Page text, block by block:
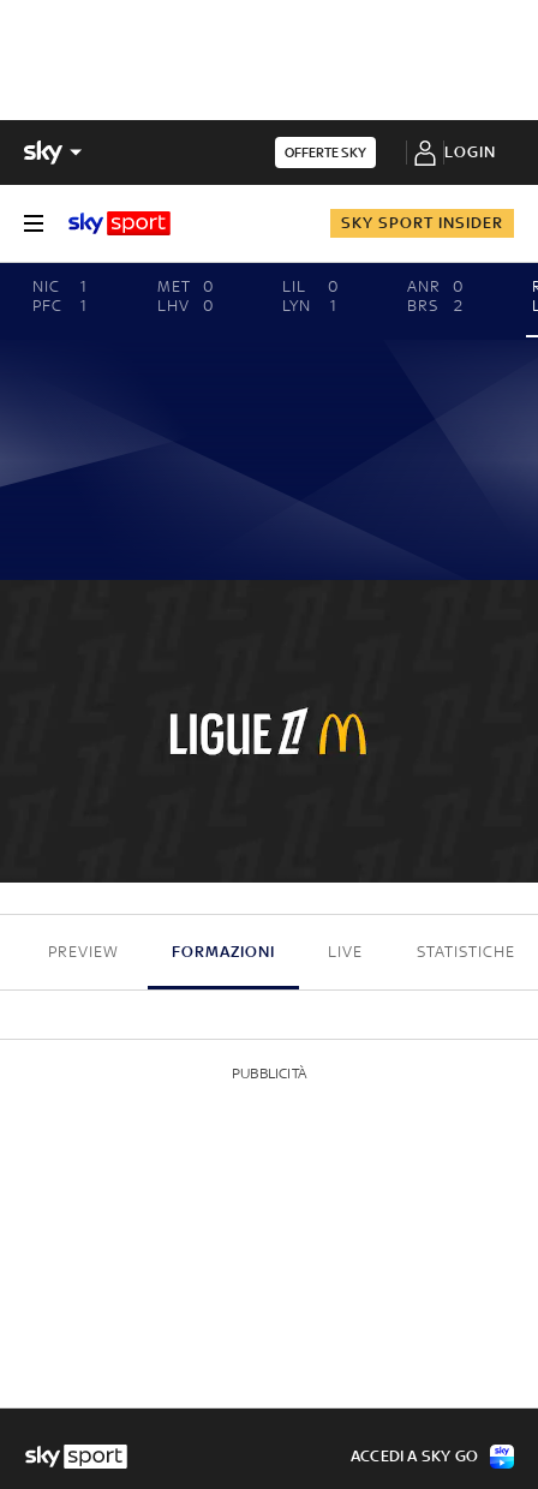
OFFERTE SKY LOGIN
SKY SPORT INSIDER
NIC
1
PFC
1
MET
0
LHV
0
LIL
0
LYN
1
ANR
0
BRS
2
0 - 0
PREVIEW FORMAZIONI LIVE STATISTICHE
PUBBLICITÀ
ACCEDI A SKY GO